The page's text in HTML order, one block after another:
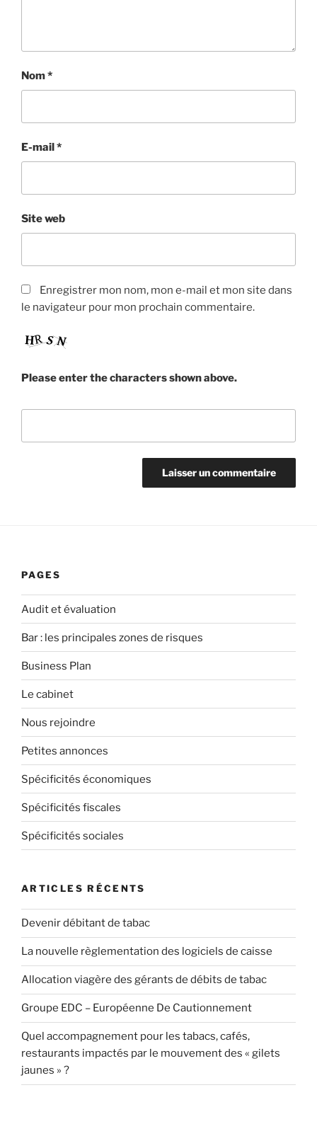
Nom*
E-mail*
Site web
Enregistrer mon nom, mon e-mail et mon site dans
le navigateur pour mon prochain commentaire.
Please enter the characters shown above.
PAGES
Audit et évaluation
Bar : les principales zones de risques
Business Plan
Le cabinet
Nous rejoindre
Petites annonces
Spécificités économiques
Spécificités fiscales
Spécificités sociales
ARTICLES RÉCENTS
Devenir débitant de tabac
La nouvelle règlementation des logiciels de caisse
Allocation viagère des gérants de débits de tabac
Groupe EDC – Européenne De Cautionnement
Quel accompagnement pour les tabacs, cafés,
restaurants impactés par le mouvement des « gilets
jaunes » ?